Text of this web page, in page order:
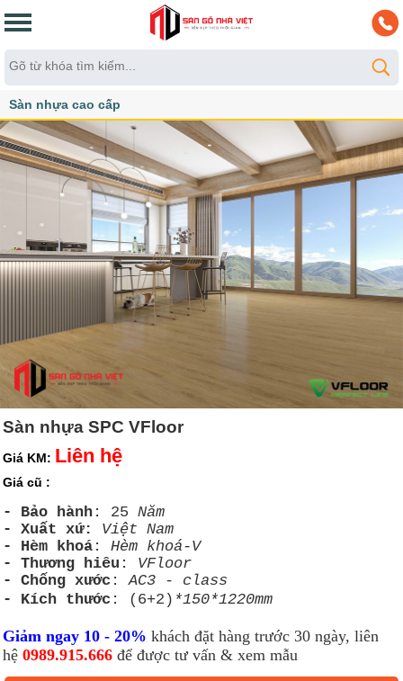
Sàn nhựa cao cấp
Sàn nhựa SPC VFloor
Giá KM: Liên hệ
Giá cũ :
- Bảo hành : 25 Năm
- Xuất xứ:
Việt Nam
- Hèm khoá : Hèm khoá-V
- Thương hiêu :
VFloor
- Chống xước :AC3 - class
- Kích thước : (6+2) *150*1220mm
Giảm ngay 10 - 20% khách đặt hàng trước 30 ngày, liên
hệ 0989.915.666 để được tư vấn & xem mẫu